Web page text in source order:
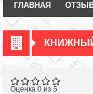
ГЛАВНАЯ
Оценка 0 из 5